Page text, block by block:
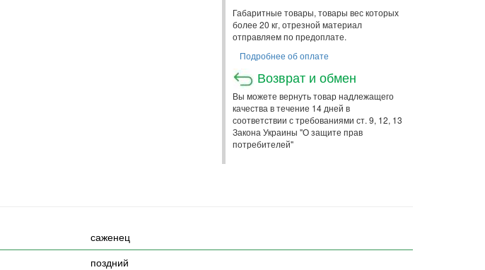
Габаритные товары, товары вес которых
более 20 кг, отрезной материал
отправляем по предоплате.
Подробнее об оплате
Возврат и обмен
Вы можете вернуть товар надлежащего
качества в течение 14 дней в
соответствии с требованиями ст. 9, 12, 13
Закона Украины "О защите прав
потребителей"
саженец
поздний